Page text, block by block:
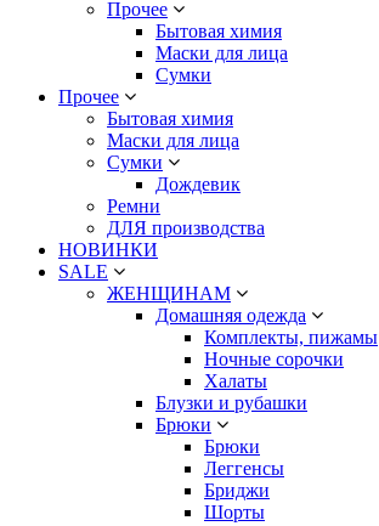
Прочее
Бытовая химия
Маски для лица
Сумки
Прочее
Бытовая химия
Маски для лица
Сумки
Дождевик
Ремни
ДЛЯ производства
НОВИНКИ
SALE
ЖЕНЩИНАМ
Домашняя одежда
Комплекты, пижамы
Ночные сорочки
Халаты
Блузки и рубашки
Брюки
Брюки
Леггенсы
Бриджи
Шорты